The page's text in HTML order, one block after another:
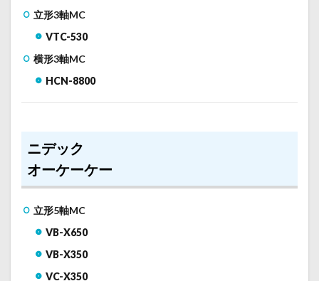
立形3軸MC
VTC-530
横形3軸MC
HCN-8800
ニデック
オーケーケー
立形5軸MC
VB-X650
VB-X350
VC-X350